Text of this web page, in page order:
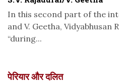
In this second part of the
and V. Geetha, Vidyabhusan
“during...
पेरियार और दलित